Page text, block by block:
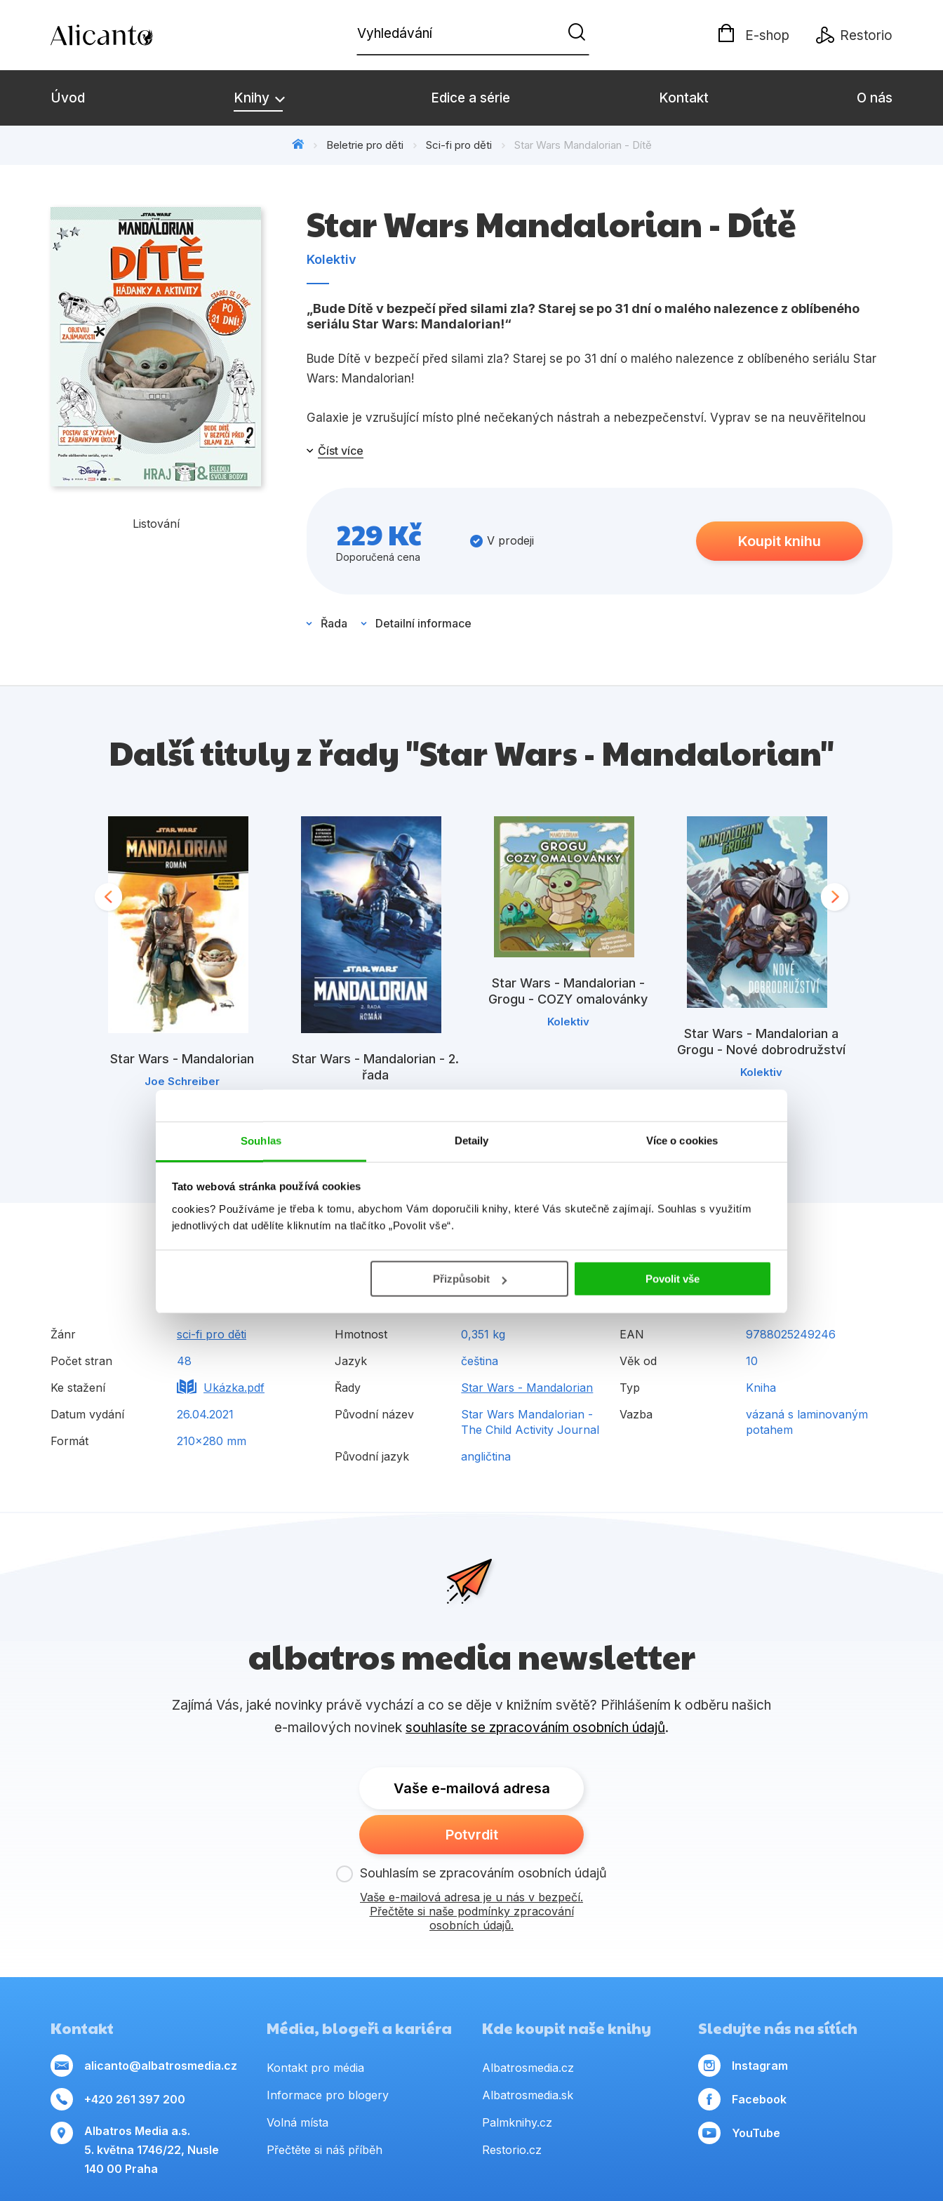
Souhlas Detaily Více o cookies
Tato webová stránka používá cookies
cookies? Používáme je třeba k tomu, abychom Vám doporučili knihy, které Vás skutečně zajímají. Souhlas s využitím
jednotlivých dat udělíte kliknutím na tlačítko „Povolit vše“.
Přizpůsobit Povolit vše
Vyhledávání E-shop Restorio
Úvod Knihy
Připravujeme
Bestsellery
Tipy redakce
Beletrie pro děti Beletrie pro dospělé
Kalendáře Komiks Křížovky
Příroda a zahrada Společnost, politika
Zdraví a životní styl
Edice a série Kontakt O nás
Beletrie pro děti Sci-fi pro děti Star Wars Mandalorian - Dítě
Listování
Star Wars Mandalorian - Dítě
Kolektiv
Bude Dítě v bezpečí před silami zla? Starej se po 31 dní o malého nalezence z oblíbeného
seriálu Star Wars: Mandalorian!
Bude Dítě v bezpečí před silami zla? Starej se po 31 dní o malého nalezence z oblíbeného seriálu Star
Wars: Mandalorian!
Galaxie je vzrušující místo plné nečekaných nástrah a nebezpečenství. Vyprav se na neuvěřitelnou
body a plň zábavné úkoly na motivy oblíbeného seriálu Star Wars: Mandalorian.
Číst více
229 Kč
Doporučená cena
V prodeji Koupit knihu
Řada Detailní informace
Další tituly z řady "Star Wars - Mandalorian"
Star Wars - Mandalorian
Joe Schreiber
Star Wars - Mandalorian - 2.
řada
Star Wars - Mandalorian -
Grogu - COZY omalovánky
Kolektiv
Star Wars - Mandalorian a
Grogu - Nové dobrodružství
Kolektiv
Detailní informace
Žánr
sci-fi pro děti
Počet stran
48
Ke stažení
Ukázka.pdf
Datum vydání
26.04.2021
Formát
210x280 mm
Hmotnost
0,351 kg
Jazyk
čeština
Řady
Star Wars - Mandalorian
Původní název
Star Wars Mandalorian -
The Child Activity Journal
Původní jazyk
angličtina
EAN
9788025249246
Věk od
10
Typ
Kniha
Vazba
vázaná s laminovaným
potahem
albatros media newsletter
Zajímá Vás, jaké novinky právě vychází a co se děje v knižním světě? Přihlášením k odběru našich
e-mailových novinek souhlasíte se zpracováním osobních údajů.
Vaše e-mailová adresa
Potvrdit
Souhlasím se zpracováním osobních údajů
Vaše e-mailová adresa je u nás v bezpečí.
Přečtěte si naše podmínky zpracování
osobních údajů.
Kontakt
alicanto@albatrosmedia.cz
+420 261 397 200
Albatros Media a.s.
5. května 1746/22, Nusle
140 00 Praha
Média, blogeři a kariéra
Kontakt pro média
Informace pro blogery
Volná místa
Přečtěte si náš příběh
Kde koupit naše knihy
Albatrosmedia.cz
Albatrosmedia.sk
Palmknihy.cz
Restorio.cz
Sledujte nás na sítích
Instagram
Facebook
YouTube